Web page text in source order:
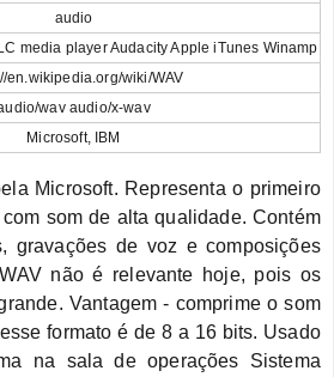
audio
media player Audacity Apple iTunes Winamp
en.wikipedia.org/wiki/WAV
wav audio/x-wav
Microsoft, IBM
Microsoft. Representa o primeiro
som de alta qualidade. Contém
gravações de voz e composições
não é relevante hoje, pois os
Vantagem - comprime o som
formato é de 8 a 16 bits. Usado
na sala de operações Sistema